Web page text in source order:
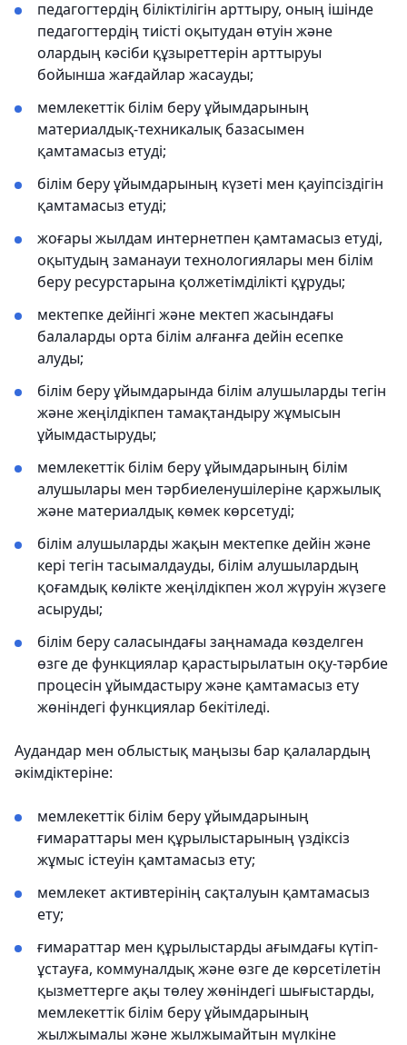
педагогтердің біліктілігін арттыру, оның ішінде
педагогтердің тиісті оқытудан өтуін және
олардың кәсіби құзыреттерін арттыруы
бойынша жағдайлар жасауды;
мемлекеттік білім беру ұйымдарының
материалдық-техникалық базасымен
қамтамасыз етуді;
білім беру ұйымдарының күзеті мен қауіпсіздігін
қамтамасыз етуді;
жоғары жылдам интернетпен қамтамасыз етуді,
оқытудың заманауи технологиялары мен білім
беру ресурстарына қолжетімділікті құруды;
мектепке дейінгі және мектеп жасындағы
балаларды орта білім алғанға дейін есепке
алуды;
білім беру ұйымдарында білім алушыларды тегін
және жеңілдікпен тамақтандыру жұмысын
ұйымдастыруды;
мемлекеттік білім беру ұйымдарының білім
алушылары мен тәрбиеленушілеріне қаржылық
және материалдық көмек көрсетуді;
білім алушыларды жақын мектепке дейін және
кері тегін тасымалдауды, білім алушылардың
қоғамдық көлікте жеңілдікпен жол жүруін жүзеге
асыруды;
білім беру саласындағы заңнамада көзделген
өзге де функциялар қарастырылатын оқу-тәрбие
процесін ұйымдастыру және қамтамасыз ету
жөніндегі функциялар бекітіледі.
Аудандар мен облыстық маңызы бар қалалардың
әкімдіктеріне:
мемлекеттік білім беру ұйымдарының
ғимараттары мен құрылыстарының үздіксіз
жұмыс істеуін қамтамасыз ету;
мемлекет активтерінің сақталуын қамтамасыз
ету;
ғимараттар мен құрылыстарды ағымдағы күтіп-
ұстауға, коммуналдық және өзге де көрсетілетін
қызметтерге ақы төлеу жөніндегі шығыстарды,
мемлекеттік білім беру ұйымдарының
жылжымалы және жылжымайтын мүлкіне